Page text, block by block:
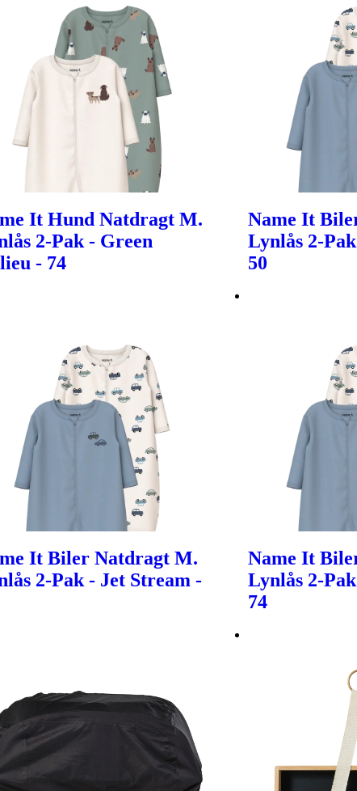
It Hund Natdragt M.
2-Pak - Green
- 74
Name It
Lynlås 2-
50
It Biler Natdragt M.
2-Pak - Jet Stream -
Name It
Lynlås 2-
74